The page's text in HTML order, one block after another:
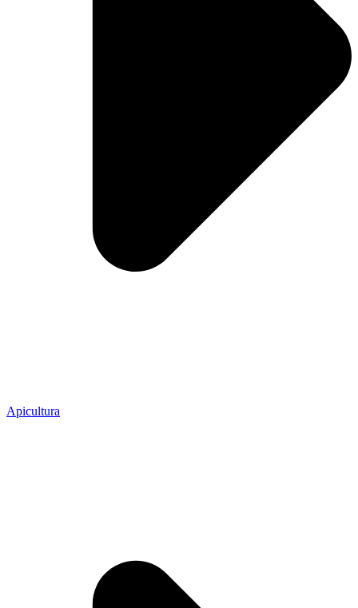
Apicultura